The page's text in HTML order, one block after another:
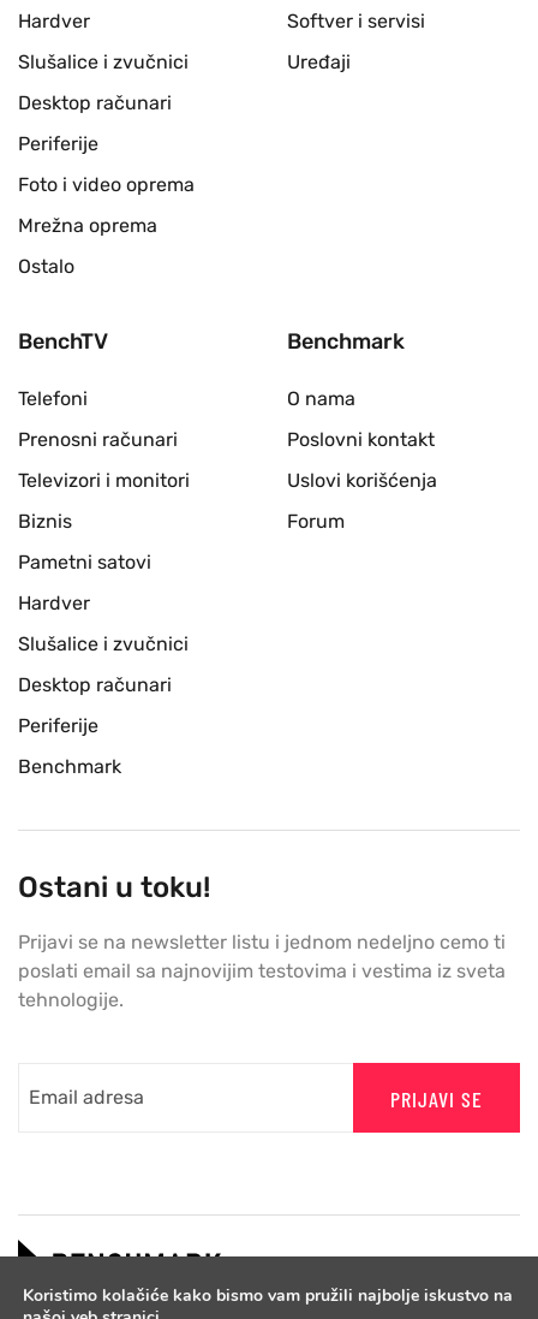
Hardver
Slušalice i zvučnici
Desktop računari
Periferije
Foto i video oprema
Mrežna oprema
Ostalo
Softver i servisi
Uređaji
BenchTV
Telefoni
Prenosni računari
Televizori i monitori
Biznis
Pametni satovi
Hardver
Slušalice i zvučnici
Desktop računari
Periferije
Benchmark
Benchmark
O nama
Poslovni kontakt
Uslovi korišćenja
Forum
Ostani u toku!
Prijavi se na newsletter listu i jednom nedeljno cemo ti
poslati email sa najnovijim testovima i vestima iz sveta
tehnologije.
PRIJAVI SE
Koristimo kolačiće kako bismo vam pružili najbolje iskustvo na